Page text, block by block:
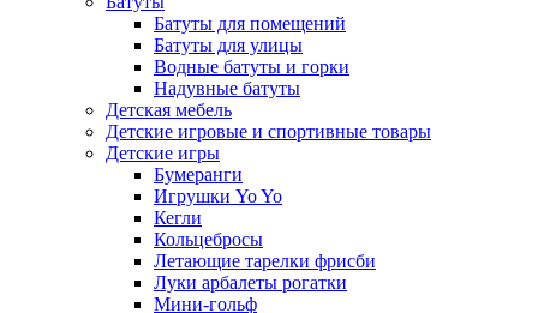
Батуты для помещений
Батуты для улицы
Водные батуты и горки
Надувные батуты
Детская мебель
Детские игровые и спортивные товары
Детские игры
Бумеранги
Игрушки Yo Yo
Кегли
Кольцебросы
Летающие тарелки фрисби
Луки арбалеты рогатки
Мини-гольф